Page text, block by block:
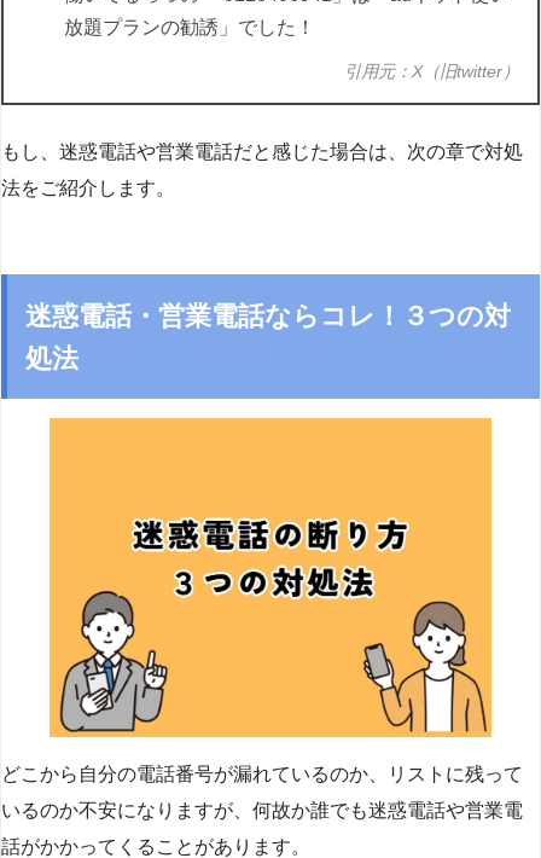
放題プランの勧誘」でした！
引用元：X（旧twitter）
もし、迷惑電話や営業電話だと感じた場合は、次の章で対処
法をご紹介します。
迷惑電話・営業電話ならコレ！３つの対
処法
どこから自分の電話番号が漏れているのか、リストに残って
いるのか不安になりますが、何故か誰でも迷惑電話や営業電
話がかかってくることがあります。